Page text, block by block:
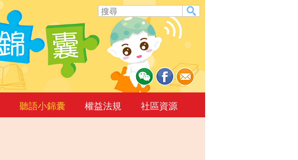
聽語小錦囊 權益法規 社區資源